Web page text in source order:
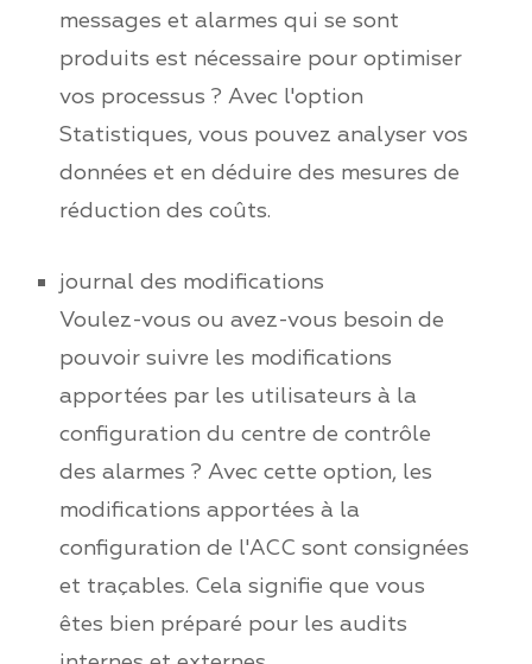
messages et alarmes qui se sont
produits est nécessaire pour optimiser
vos processus ? Avec l'option
Statistiques, vous pouvez analyser vos
données et en déduire des mesures de
réduction des coûts.
journal des modifications
Voulez-vous ou avez-vous besoin de
pouvoir suivre les modifications
apportées par les utilisateurs à la
configuration du centre de contrôle
des alarmes ? Avec cette option, les
modifications apportées à la
configuration de l'ACC sont consignées
et traçables. Cela signifie que vous
êtes bien préparé pour les audits